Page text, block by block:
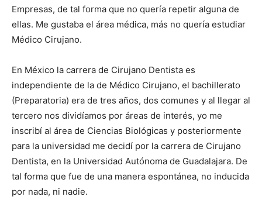
Empresas, de tal forma que no quería repetir alguna de
ellas. Me gustaba el área médica, más no quería estudiar
Médico Cirujano.
En México la carrera de Cirujano Dentista es
independiente de la de Médico Cirujano, el bachillerato
(Preparatoria) era de tres años, dos comunes y al llegar al
tercero nos dividíamos por áreas de interés, yo me
inscribí al área de Ciencias Biológicas y posteriormente
para la universidad me decidí por la carrera de Cirujano
Dentista, en la Universidad Autónoma de Guadalajara. De
tal forma que fue de una manera espontánea, no inducida
por nada, ni nadie.